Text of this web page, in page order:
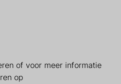
of voor meer informatie
op